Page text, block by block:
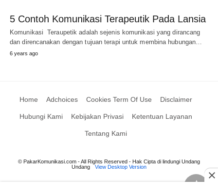
5 Contoh Komunikasi Terapeutik Pada Lansia
Komunikasi Teraupetik adalah sejenis komunikasi yang dirancang
dan direncanakan dengan tujuan terapi untuk membina hubungan…
6 years ago
Home Adchoices Cookies Term Of Use Disclaimer
Hubungi Kami Kebijakan Privasi Ketentuan Layanan
Tentang Kami
© PakarKomunikasi.com - All Rights Reserved - Hak Cipta di lindungi Undang
Undang
View Desktop Version